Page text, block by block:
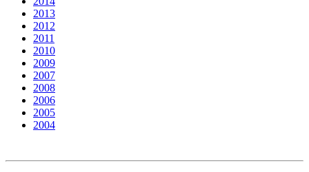
2013
2012
2011
2010
2009
2007
2008
2006
2005
2004